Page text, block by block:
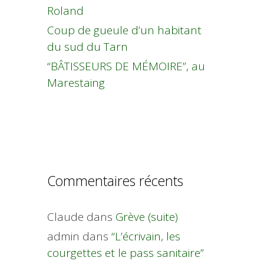
Roland
Coup de gueule d’un habitant
du sud du Tarn
“BÂTISSEURS DE MÉMOIRE”, au
Marestaing
Commentaires récents
Claude dans Grève (suite)
admin dans “L’écrivain, les
courgettes et le pass sanitaire”